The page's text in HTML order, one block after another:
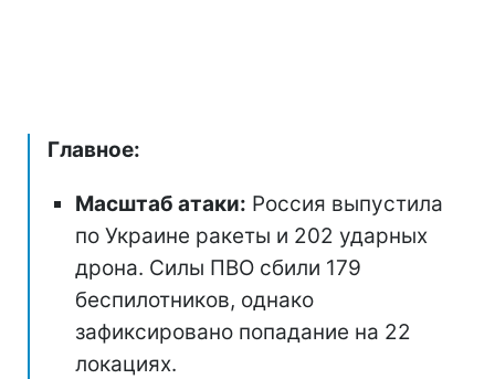
Главное:
Масштаб атаки: Россия выпустила
по Украине ракеты и 202 ударных
дрона. Силы ПВО сбили 179
беспилотников, однако
зафиксировано попадание на 22
локациях.